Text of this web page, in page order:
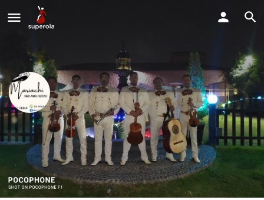
mariachi Santa María Tultepec
Estamos disponibles para todos tipos de fiestas y eventos.
Llama Ahora